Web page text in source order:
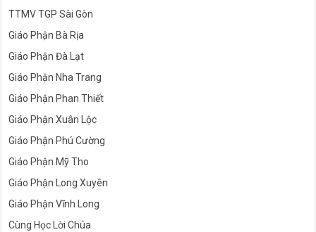
TTMV TGP Sài Gòn
Giáo Phận Bà Rịa
Giáo Phận Đà Lạt
Giáo Phận Nha Trang
Giáo Phận Phan Thiết
Giáo Phận Xuân Lộc
Giáo Phận Phú Cường
Giáo Phận Mỹ Tho
Giáo Phận Long Xuyên
Giáo Phận Vĩnh Long
Cùng Học Lời Chúa